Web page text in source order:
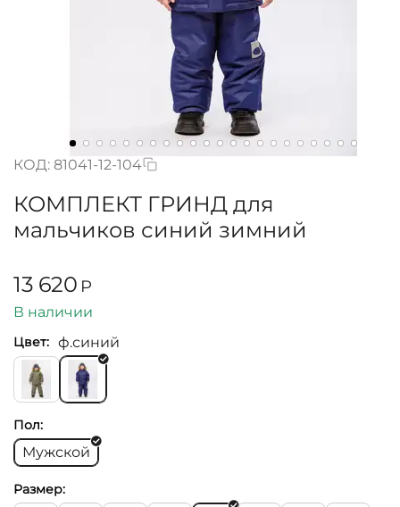
КОД: 81041-12-104
КОМПЛЕКТ ГРИНД для
мальчиков синий зимний
13 620 Р
В наличии
Цвет: ф.синий
Пол:
Мужской
Размер: